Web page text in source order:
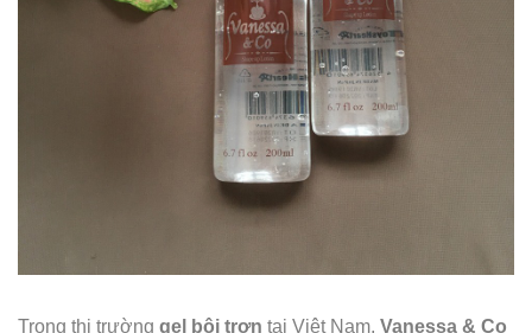
Trong thị trường gel bôi trơn tại Việt Nam, Vanessa & Co